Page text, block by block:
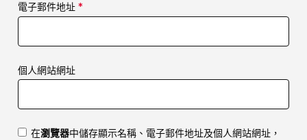
電子郵件地址 *
個人網站網址
在瀏覽器中儲存顯示名稱、電子郵件地址及個人網站網址，